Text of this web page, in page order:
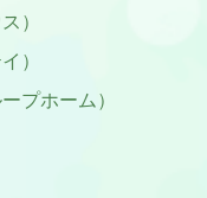
）
）
プホーム）